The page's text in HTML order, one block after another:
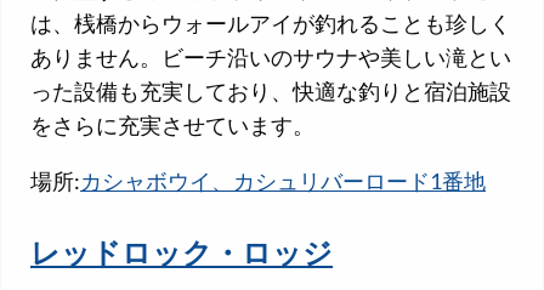
は、桟橋からウォールアイが釣れることも珍しく
ありません。ビーチ沿いのサウナや美しい滝とい
った設備も充実しており、快適な釣りと宿泊施設
をさらに充実させています。
場所:カシャボウイ、カシュリバーロード1番地
レッドロック・ロッジ